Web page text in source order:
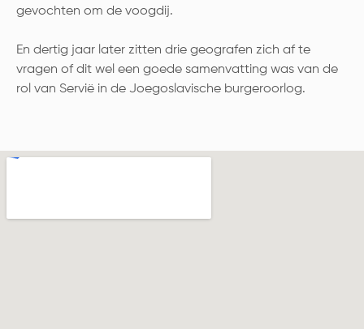
gevochten om de voogdij.
En dertig jaar later zitten drie geografen zich af te
vragen of dit wel een goede samenvatting was van de
rol van Servië in de Joegoslavische burgeroorlog.